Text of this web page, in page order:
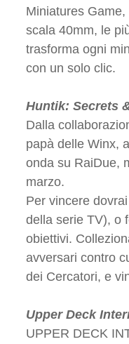
Miniatures
scala 40mm, le
trasforma ogni
con un solo clic.
Huntik: Secrets
Dalla
papà delle Winx,
onda su RaiDue,
marzo.
Per vincere
della serie TV), o
obiettivi.
avversari contro
dei Cercatori, e
Upper Deck
UPPER DECK